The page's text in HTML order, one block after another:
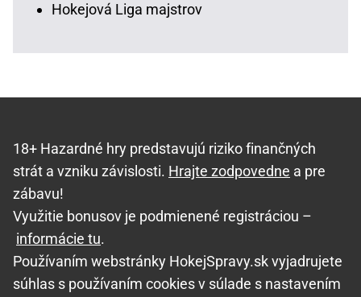
Hokejová Liga majstrov
18+ Hazardné hry predstavujú riziko finančných
strát a vzniku závislosti. Hrajte zodpovedne a pre
zábavu!
Využitie bonusov je podmienené registráciou –
informácie tu.
Používaním webstránky HokejSpravy.sk vyjadrujete
súhlas s používaním cookies v súlade s nastavením